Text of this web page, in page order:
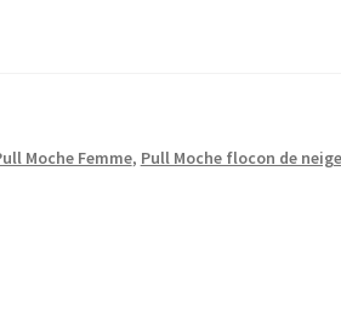
Moche Femme, Pull Moche flocon de neige